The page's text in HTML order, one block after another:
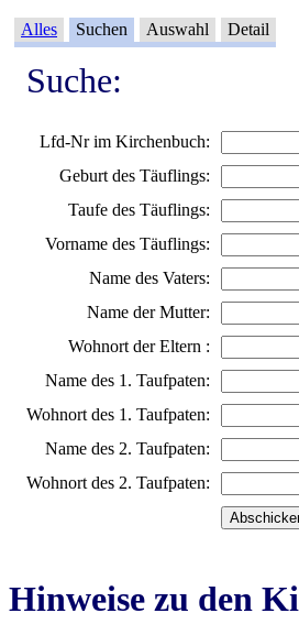
Alles Suchen Auswahl Detail
Suche:
Lfd-Nr im Kirchenbuch:
Geburt des Täuflings:
Taufe des Täuflings:
Vorname des Täuflings:
Name des Vaters:
Name der Mutter:
Wohnort der Eltern :
Name des 1. Taufpaten:
Wohnort des 1. Taufpaten:
Name des 2. Taufpaten:
Wohnort des 2. Taufpaten:
Hinweise zu den